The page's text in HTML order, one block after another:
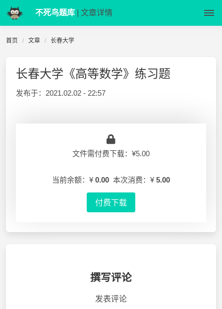
不死鸟题库 | 文章详情
首页 文章 长春大学
长春大学《高等数学》练习题
发布于： 2021.02.02 - 22:57
文件需付费下载：¥5.00
当前余额：¥ 0.00 本次消费：¥ 5.00
付费下载
撰写评论
发表评论